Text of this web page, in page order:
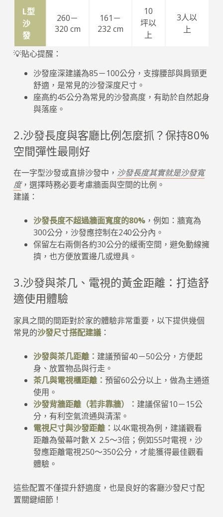
L型
沙
發
260－
320 cm
161－
232 cm
10
坪以
上
3人以
上
💡貼心提醒：
沙發座深建議為85－100公分，支撐腰部與肩頸更
舒適，是常見的沙發深度尺寸。
座高約45公分為常見的沙發高度，有助於自然起身
與落座。
2.沙發長度與客廳比例怎麼抓？保持80%
空間彈性最剛好
在一字型沙發或直排沙發中， 沙發長度其實就是沙發寬
度，選擇時務必要考慮牆面與空間的比例。
建議：
沙發長度不超過牆面寬度的80%，例如：牆寬為
300公分，沙發應控制在240公分內。
保留左右兩側各約30公分的緩衝空間，避免動線擁
擠，也方便放置邊几或燈具。
3.沙發與茶几、電視的黃金距離：打造舒
適使用體驗
家具之間的間距對於家的體驗非常重要，以下提供幾個
常見的沙發尺寸搭配建議：
沙發與茶几距離： 建議預留40－50公分，方便起
身、放置物品與行走。
茶几與電視櫃距離： 預留60公分以上，做為主通道
使用。
沙發背牆距離（若非靠牆）： 建議保留10－15公
分，有利空氣流通與清潔。
電視尺寸與沙發距離： 以4K電視為例，建議觀看
距離為螢幕吋數Ｘ 2.5～3倍；例如55吋電視，沙
發應距離電視250～350公分，才能獲得最佳觀看
體驗。
這些配置不僅提升舒適度，也是良好的客廳沙發尺寸配
置關鍵細節！